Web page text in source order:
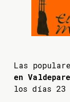
Las
en
los días 23